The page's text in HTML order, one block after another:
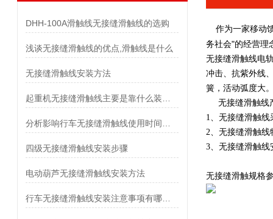
DHH-100A滑触线无接缝滑触线的选购
浅谈无接缝滑触线的优点,滑触线是什么
无接缝滑触线安装方法
四级无接缝滑触线安装步骤
电动葫芦无接缝滑触线安装方法
作为一家移动
务社会"的经营理
无接缝滑触线电
冲击、抗紫外线
簧，活动弧度大
无接缝滑触线
1、无接缝滑触
2、无接缝滑触
3、无接缝滑触线
无接缝滑触规格